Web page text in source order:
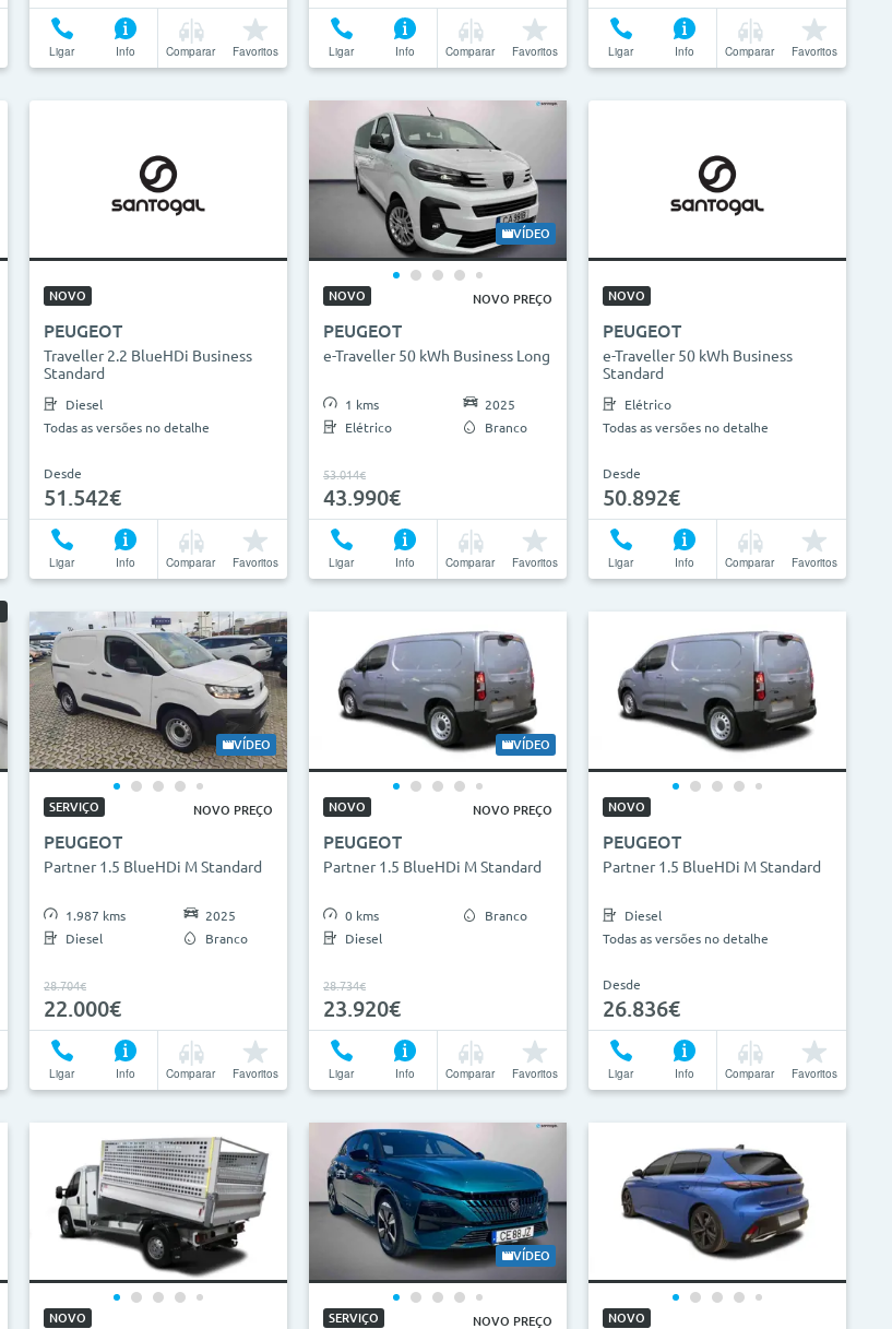
Ligar Info Comparar Favoritos Ligar Info Comparar Favoritos Ligar Info Comparar Favoritos
NOVO
PEUGEOT
Traveller 2.2 BlueHDi Business
Standard
Diesel
Todas as versões no detalhe
Desde
51.542€
Ligar Info Comparar Favoritos
VÍDEO
NOVO NOVO PREÇO
PEUGEOT
e-Traveller 50 kWh Business Long
1 kms
Elétrico
2025
Branco
53.014€
43.990€
Ligar Info Comparar Favoritos
NOVO
PEUGEOT
e-Traveller 50 kWh Business
Standard
Elétrico
Todas as versões no detalhe
Desde
50.892€
Ligar Info Comparar Favoritos
VÍDEO
SERVIÇO NOVO PREÇO
PEUGEOT
Partner 1.5 BlueHDi M Standard
1.987 kms
Diesel
2025
Branco
28.704€
22.000€
Ligar Info Comparar Favoritos
VÍDEO
NOVO NOVO PREÇO
PEUGEOT
Partner 1.5 BlueHDi M Standard
0 kms
Diesel
Branco
28.734€
23.920€
Ligar Info Comparar Favoritos
NOVO
PEUGEOT
Partner 1.5 BlueHDi M Standard
Diesel
Todas as versões no detalhe
Desde
26.836€
Ligar Info Comparar Favoritos
NOVO
VÍDEO
SERVIÇO NOVO PREÇO NOVO